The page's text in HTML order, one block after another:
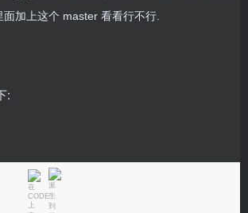
加上这个 master 看看行不行.
: